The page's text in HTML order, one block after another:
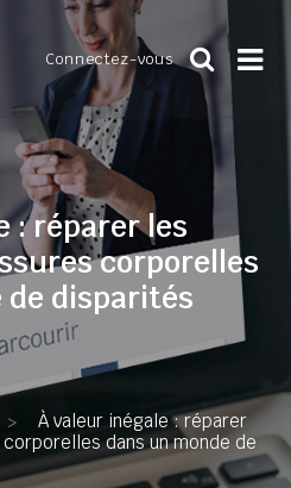
Connectez-vous
: réparer les
corporelles
de disparités
>
À valeur inégale : réparer
dans un monde de